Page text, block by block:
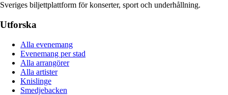
Sveriges biljettplattform för konserter, sport och underhållning.
Utforska
Alla evenemang
Evenemang per stad
Alla arrangörer
Alla artister
Knislinge
Smedjebacken